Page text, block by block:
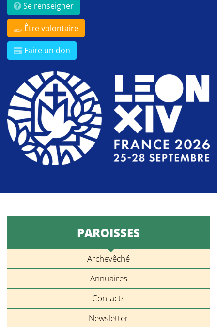
Se renseigner
Être volontaire
Faire un don
PAROISSES
Archevêché
Annuaires
Contacts
Newsletter